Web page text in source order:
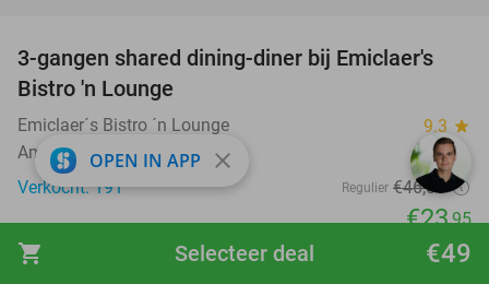
shopping_cart €49
Selecteer deal
48%
3-gangen shared dining-diner bij Emiclaer's
Bistro 'n Lounge
Emiclaer´s Bistro ´n Lounge 9.3 star
Amersfoort
Verkocht: 191
Regulier €46,50
€23,95
favorite_border
OPEN IN APP close